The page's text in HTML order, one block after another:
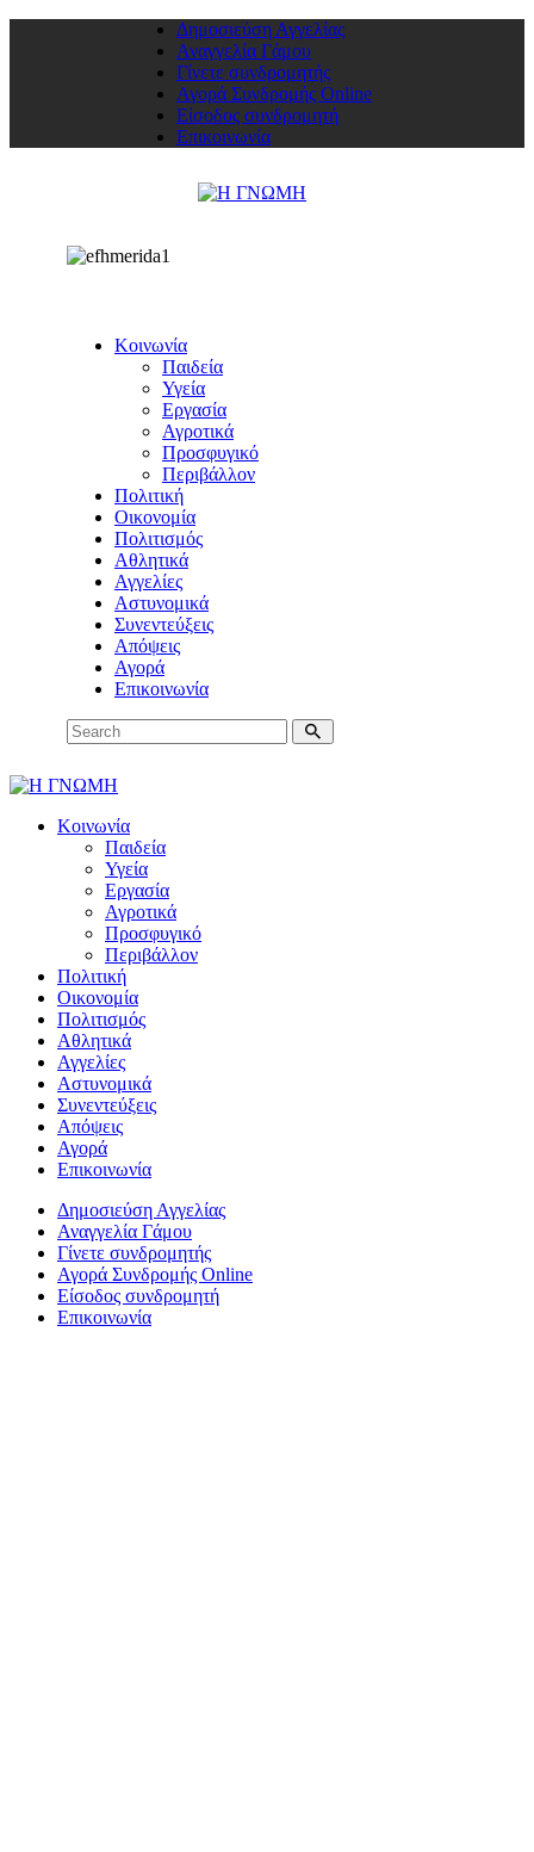
Δημοσιεύση Αγγελίας
Αναγγελία Γάμου
Γίνετε συνδρομητής
Αγορά Συνδρομής Online
Είσοδος συνδρομητή
Επικοινωνία
Κοινωνία
Παιδεία
Υγεία
Εργασία
Αγροτικά
Προσφυγικό
Περιβάλλον
Πολιτική
Οικονομία
Πολιτισμός
Αθλητικά
Αγγελίες
Αστυνομικά
Συνεντεύξεις
Απόψεις
Αγορά
Επικοινωνία
Κοινωνία
Παιδεία
Υγεία
Εργασία
Αγροτικά
Προσφυγικό
Περιβάλλον
Πολιτική
Οικονομία
Πολιτισμός
Αθλητικά
Αγγελίες
Αστυνομικά
Συνεντεύξεις
Απόψεις
Αγορά
Επικοινωνία
Δημοσιεύση Αγγελίας
Αναγγελία Γάμου
Γίνετε συνδρομητής
Αγορά Συνδρομής Online
Είσοδος συνδρομητή
Επικοινωνία